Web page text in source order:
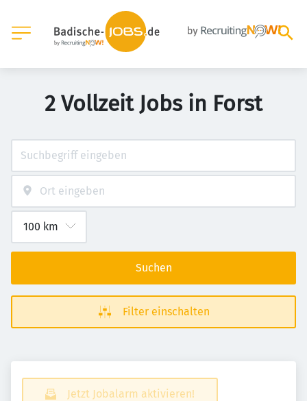
2 Vollzeit Jobs in Forst
Suchen
Filter einschalten
Jetzt Jobalarm aktivieren!